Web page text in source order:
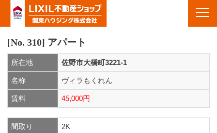
ウジング(株)
[No. 310] アパート
所在地 佐野市大橋町3221-1
名称 ヴィラもくれん
賃料 45,000円
間取り 2K